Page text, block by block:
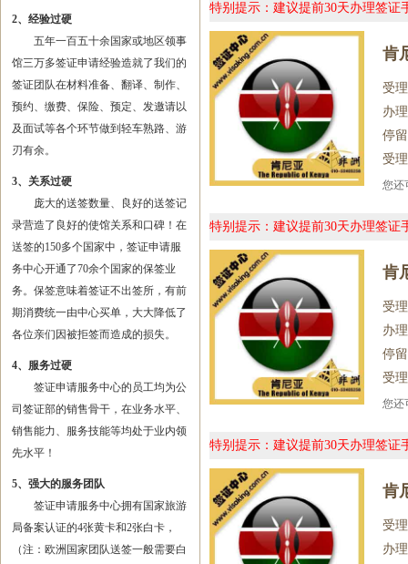
2、经验过硬
五年一百五十余国家或地区领事
馆三万多签证申请经验造就了我们的
签证团队在材料准备、翻译、制作、
预约、缴费、保险、预定、发邀请以
及面试等各个环节做到轻车熟路、游
刃有余。
3、关系过硬
庞大的送签数量、良好的送签记
录营造了良好的使馆关系和口碑！在
送签的150多个国家中，签证申请服
务中心开通了70余个国家的保签业
务。保签意味着签证不出签所，有前
期消费统一由中心买单，大大降低了
各位亲们因被拒签而造成的损失。
4、服务过硬
签证申请服务中心的员工均为公
司签证部的销售骨干，在业务水平、
销售能力、服务技能等均处于业内领
先水平！
5、强大的服务团队
签证申请服务中心拥有国家旅游
局备案认证的4张黄卡和2张白卡，
（注：欧洲国家团队送签一般需要白
特别提示：建议提前30天办理签
肯
受
办
停
受
您
特别提示：建议提前30天办理签
肯
受
办
停
受
您
特别提示：建议提前30天办理签
肯
受
办